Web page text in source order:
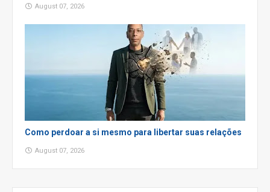
August 07, 2026
Como perdoar a si mesmo para libertar suas relações
August 07, 2026